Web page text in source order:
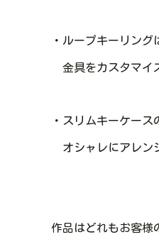
・ループキーリン
金具をカスタマイ
・スリムキーケー
オシャレにアレン
作品はどれもお客様